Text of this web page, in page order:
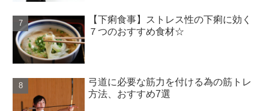
【下痢食事】ストレス性の下痢に効く
７つのおすすめ食材☆
弓道に必要な筋力を付ける為の筋トレ
方法、おすすめ7選